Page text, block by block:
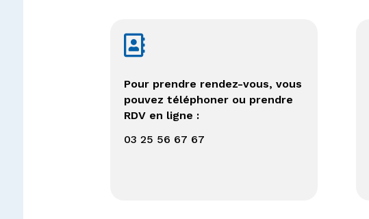

Pour prendre rendez-vous, vous
pouvez téléphoner ou prendre
RDV en ligne :
03 25 56 67 67